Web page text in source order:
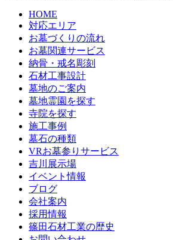
HOME
対応エリア
お墓づくりの流れ
お墓関連サービス
納骨・戒名彫刻
石材工事設計
墓地のご案内
墓地霊園を探す
寺院を探す
施工事例
墓石の種類
VRお墓参りサービス
吉川展示場
イベント情報
ブログ
会社案内
採用情報
篠田石材工業の歴史